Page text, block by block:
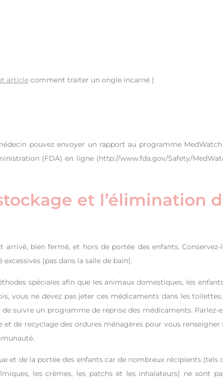
article comment traiter un ongle incarné )
pouvez envoyer un rapport au programme
(FDA) en ligne (http://www.fda.gov/Safety/
et l’élimination
bien fermé, et hors de portée des enfants. Conservez-
(pas dans la salle de bain).
spéciales afin que les animaux domestiques, les
vous ne devez pas jeter ces médicaments dans les
suivre un programme de reprise des médicaments. Parlez-
de recyclage des ordures ménagères pour vous renseigner
et de la portée des enfants car de nombreux récipients (tels
les crèmes, les patchs et les inhalateurs) ne sont